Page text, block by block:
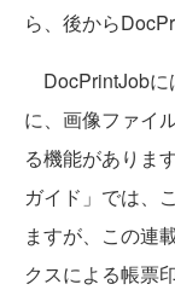
ら、後から
DocPrintJobに
に、画像ファイ
る機能がありま
ガイド」では、
ますが、この連
クスによる帳票